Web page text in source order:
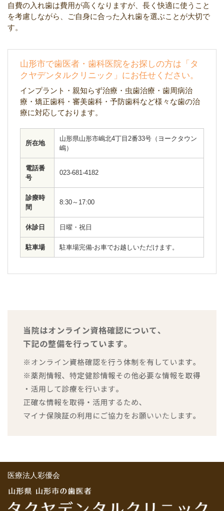
自費の入れ歯は費用が高くなりますが、長く快適に使うこと
を考慮しながら、ご自身に合った入れ歯を選ぶことが大切で
す。
山形市で歯医者・歯科医院をお探しの方は「タ
クヤデンタルクリニック」にお任せください。
インプラント・親知らず治療・虫歯治療・歯周病治
療・矯正歯科・審美歯科・予防歯科など様々な歯の治
療に対応しております。
所在地
山形県山形市嶋北4丁目2番33号（ヨークタウン
嶋）
電話番
号
023-681-4182
診療時
間
8:30～17:00
休診日 日曜・祝日
駐車場 駐車場完備-お車でお越しいただけます。
医療法人彩優会